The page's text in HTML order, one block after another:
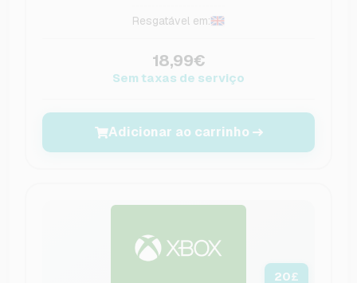
Resgatável em:
18,99€
Sem taxas de serviço
Adicionar ao carrinho
20£